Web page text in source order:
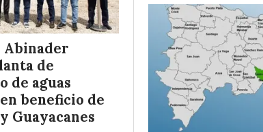
Abinader
de
de aguas
beneficio de
Guayacanes